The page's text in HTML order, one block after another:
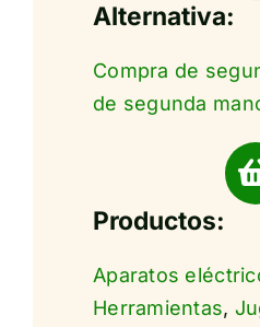
Alternativa:
Compra de
de segunda
Productos:
Aparatos
Herramientas,